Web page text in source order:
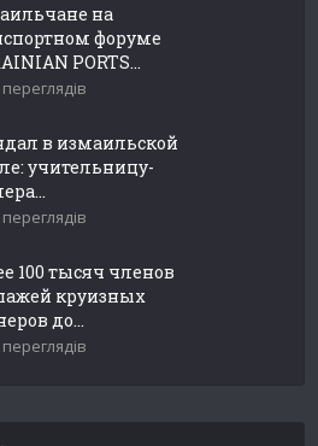
на
форуме
PORTS...
в измаильской
учительницу-
100 тысяч членов
круизных
до...